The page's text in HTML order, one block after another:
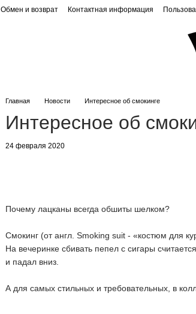
Обмен и возврат Контактная информация
Главная Новости Интересное об смокинге
Интересное об
24 февраля 2020
Почему лацканы всегда обшиты шелком?
Смокинг (от англ. Smoking suit - «костюм для
На вечеринке сбивать пепел с сигары
и падал вниз.
А для самых стильных и требовательных, в